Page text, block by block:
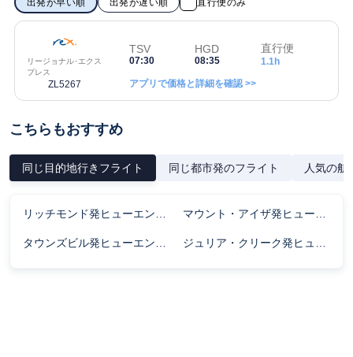
リージョナル･エクス
プレス
ZL5267
TSV
07:30
HGD
08:35
直行便
1.1h
アプリで価格と詳細を確認 >>
こちらもおすすめ
同じ目的地行きフライト 同じ都市発のフライト 人気の航